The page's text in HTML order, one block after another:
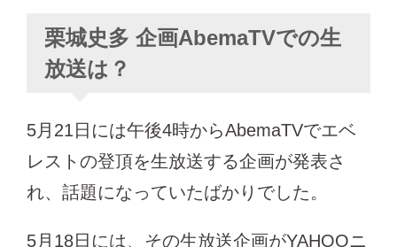
栗城史多 企画AbemaTVでの生
放送は？
5月21日には午後4時からAbemaTVでエベ
レストの登頂を生放送する企画が発表さ
れ、話題になっていたばかりでした。
5月18日には、その生放送企画がYAHOOニ